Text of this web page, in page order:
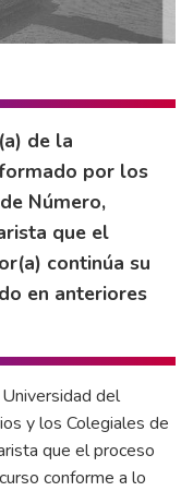
de la
por los
Número,
que el
continúa su
en anteriores
del
y los Colegiales de
que el proceso
conforme a lo